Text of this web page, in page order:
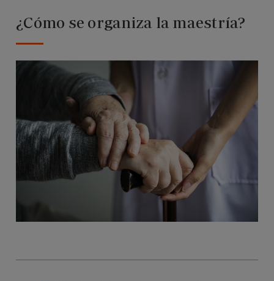
¿Cómo se organiza la maestría?